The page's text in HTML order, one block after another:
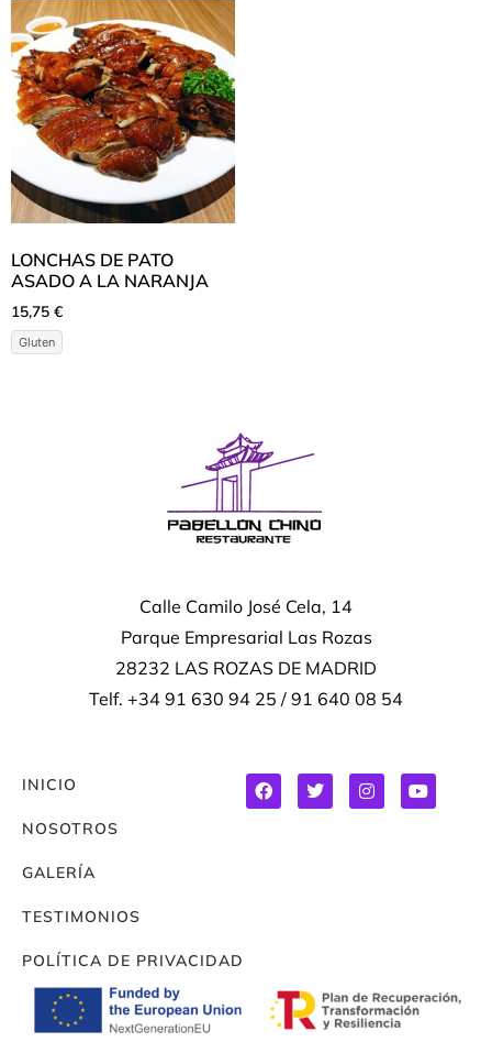
LONCHAS DE PATO
ASADO A LA NARANJA
15,75 €
Gluten
Calle Camilo José Cela, 14
Parque Empresarial Las Rozas
28232 LAS ROZAS DE MADRID
Telf. +34 91 630 94 25 / 91 640 08 54
INICIO
NOSOTROS
GALERÍA
TESTIMONIOS
POLÍTICA DE PRIVACIDAD